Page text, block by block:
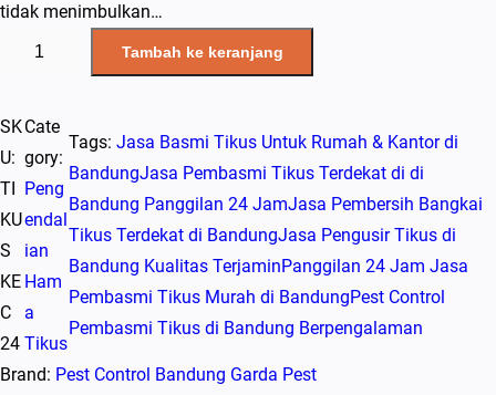
tidak menimbulkan…
n
t
t
a
s
J
a
s
Tambah ke keranjang
SK
U:
TI
KU
S
KE
C
24
Cate
gory:
Peng
endal
ian
Ham
a
Tikus
Tags:Jasa Basmi Tikus Untuk Rumah & Kantor di
BandungJasa Pembasmi Tikus Terdekat di di
Bandung Panggilan 24 JamJasa Pembersih Bangkai
Tikus Terdekat di BandungJasa Pengusir Tikus di
Bandung Kualitas TerjaminPanggilan 24 Jam Jasa
Pembasmi Tikus Murah di BandungPest Control
Pembasmi Tikus di Bandung Berpengalaman
Brand: Pest Control Bandung Garda Pest